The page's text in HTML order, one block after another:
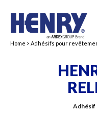
Home Adhésifs pour
Adhésif